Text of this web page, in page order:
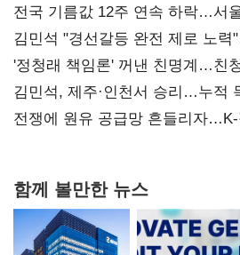
전국 기름값 12주 연속 하락…서
김민석 "경선갈등 완전 제로 노
사과부터"
'정청래 책임론' 꺼낸 친명계…친
때리기
김민석, 제주·인천서 승리…누적
탈환'(종합)
전쟁에 원유 공급망 흔들리자
함께 볼만한 뉴스